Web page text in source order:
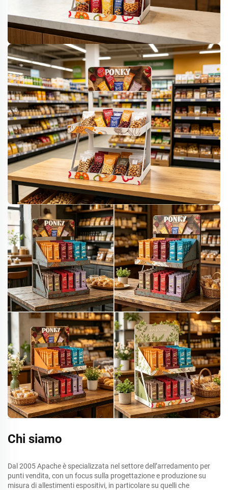
Chi siamo
Dal 2005 Apache è specializzata nel settore dell’arredamento per
punti vendita, con un focus sulla progettazione e produzione su
misura di allestimenti espositivi, in particolare su quelli che